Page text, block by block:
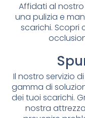
Affidati al
una pulizia e
scarichi. Scopri
Il nostro servizio
gamma di
dei tuoi scarichi.
nostra